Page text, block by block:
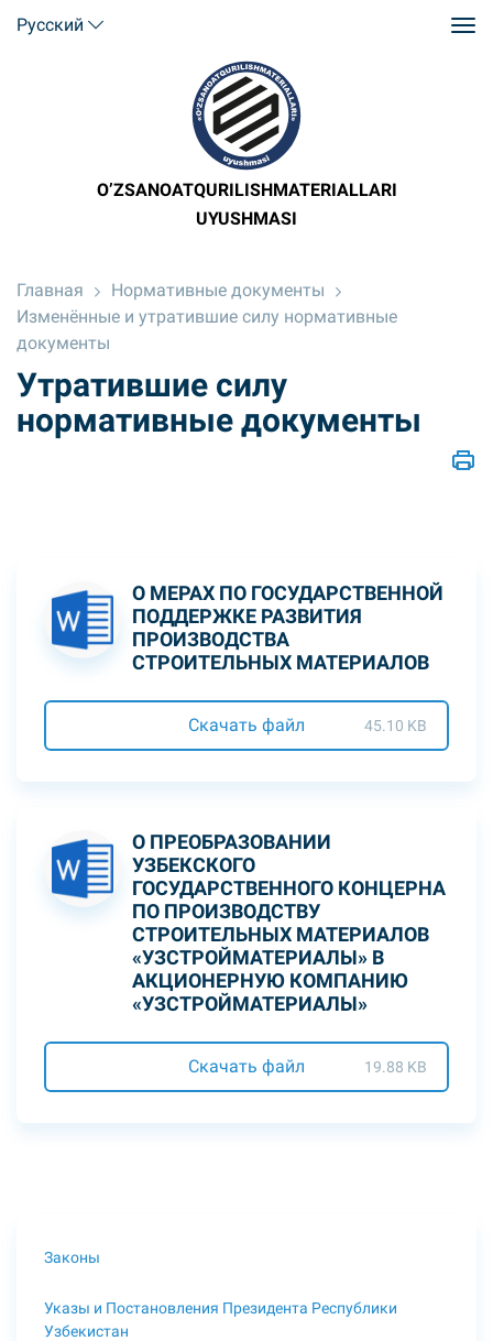
Русский
O’ZSANOATQURILISHMATERIALLARI
UYUSHMASI
Главная
Нормативные документы
Изменённые и утратившие силу нормативные
документы
Утратившие силу
нормативные документы
О МЕРАХ ПО ГОСУДАРСТВЕННОЙ
ПОДДЕРЖКЕ РАЗВИТИЯ
ПРОИЗВОДСТВА
СТРОИТЕЛЬНЫХ МАТЕРИАЛОВ
Скачать файл 45.10 KB
О ПРЕОБРАЗОВАНИИ
УЗБЕКСКОГО
ГОСУДАРСТВЕННОГО КОНЦЕРНА
ПО ПРОИЗВОДСТВУ
СТРОИТЕЛЬНЫХ МАТЕРИАЛОВ
«УЗСТРОЙМАТЕРИАЛЫ» В
АКЦИОНЕРНУЮ КОМПАНИЮ
«УЗСТРОЙМАТЕРИАЛЫ»
Скачать файл 19.88 KB
Законы
Указы и Постановления Президента Республики
Узбекистан